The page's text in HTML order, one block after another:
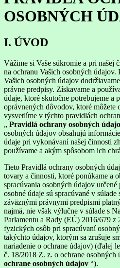
OSOBNÝCH
I. ÚVOD
Vážime si Vaše súkromie a pri našej
na ochranu Vašich osobných
Vašich osobných údajov
právne predpisy. Získavame a
údaje, ktoré skutočne potrebujeme a
oprávnených dôvodov, ktoré môžete
vysvetlíme v týchto pravidlách
„ Pravidlá ochrany osobných
osobných údajov obsahujú
údaje pri vykonávaní našej činnosti
používame a akým spôsobom ich
Tieto Pravidlá ochrany osobných
tovary a činnosti, ktoré ponúkame a
spracúvania osobných údajov určené
osobné údaje sú spracúvané v
záväznými právnymi predpismi
najmä, nie však výlučne v súlade s
Parlamentu a Rady (EÚ) 2016/679 z
fyzických osôb pri spracúvaní
takýchto údajov, ktorým sa zrušuje
nariadenie o ochrane údajov) (ďalej
č. 18/2018 Z. z. o ochrane osobných
ochrane osobných údajov “).